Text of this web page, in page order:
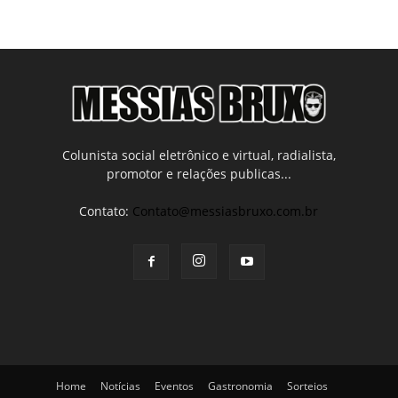
Colunista social eletrônico e virtual, radialista,
promotor e relações publicas...
Contato: Contato@messiasbruxo.com.br
Home Notícias Eventos Gastronomia
Sorteios